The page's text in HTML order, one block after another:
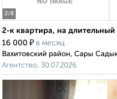
2/8
2-к квартира, на
16 000 ₽ в месяц
Вахитовский район, Сары
Агентство, 30.07.2026